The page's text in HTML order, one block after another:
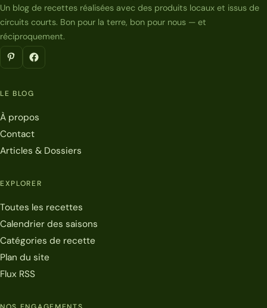
Un blog de recettes réalisées avec des produits locaux et issus de
circuits courts. Bon pour la terre, bon pour nous — et
réciproquement.
LE BLOG
À propos
Contact
Articles & Dossiers
EXPLORER
Toutes les recettes
Calendrier des saisons
Catégories de recette
Plan du site
Flux RSS